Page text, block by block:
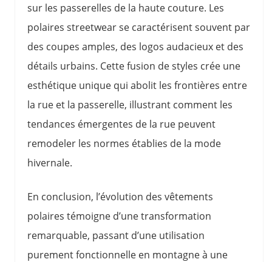
sur les passerelles de la haute couture. Les
polaires streetwear se caractérisent souvent par
des coupes amples, des logos audacieux et des
détails urbains. Cette fusion de styles crée une
esthétique unique qui abolit les frontières entre
la rue et la passerelle, illustrant comment les
tendances émergentes de la rue peuvent
remodeler les normes établies de la mode
hivernale.
En conclusion, l’évolution des vêtements
polaires témoigne d’une transformation
remarquable, passant d’une utilisation
purement fonctionnelle en montagne à une